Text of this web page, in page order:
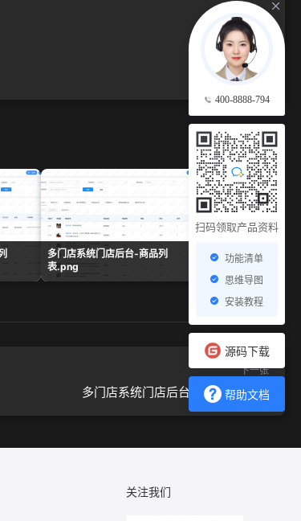
400-8888-794
扫码领取产品资料
功能清单
思维导图
安装教程
源码下载
帮助文档
查看更多 →
多门店系统门店后台-商品列
表.png
多门店系统门店后台
单.png
下一张
多门店系统门店后台-服务业及.png
关注我们